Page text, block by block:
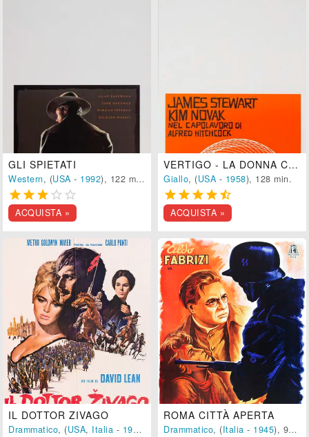
GLI SPIETATI
Western, (USA - 1992), 122 min.
    
ACQUISTA »
VERTIGO - LA DONNA CHE VISSE DUE VOLTE
Giallo, (USA - 1958), 128 min.
    
ACQUISTA »
IL DOTTOR ZIVAGO
Drammatico, (USA, Italia - 1965 ), 190 min.
ROMA CITTÀ APERTA
Drammatico, (Italia - 1945), 98 min.